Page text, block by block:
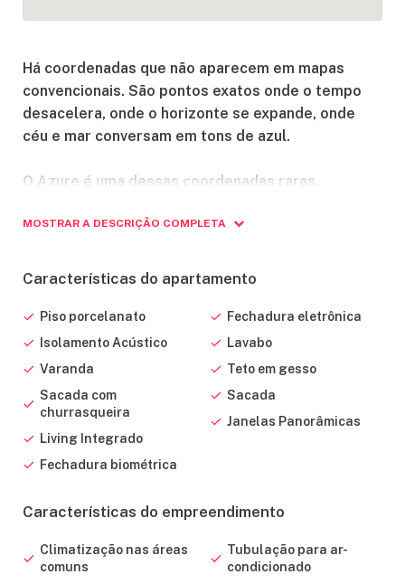
Há coordenadas que não aparecem em mapas
convencionais. São pontos exatos onde o tempo
desacelera, onde o horizonte se expande, onde
céu e mar conversam em tons de azul.
O Azure é uma dessas coordenadas raras.
Não construímos apenas um endereço, mas um
Este é apenas um vislumbre do que significa
2 elevadores para uso cotidiano.
1 elevador de emergência.
MOSTRAR A DESCRIÇÃO COMPLETA
Características do apartamento
Piso porcelanato
Isolamento Acústico
Varanda
Sacada com
churrasqueira
Living Integrado
Fechadura biométrica
Fechadura eletrônica
Lavabo
Teto em gesso
Sacada
Janelas Panorâmicas
Características do empreendimento
Climatização nas áreas
comuns
Tubulação para ar-
condicionado